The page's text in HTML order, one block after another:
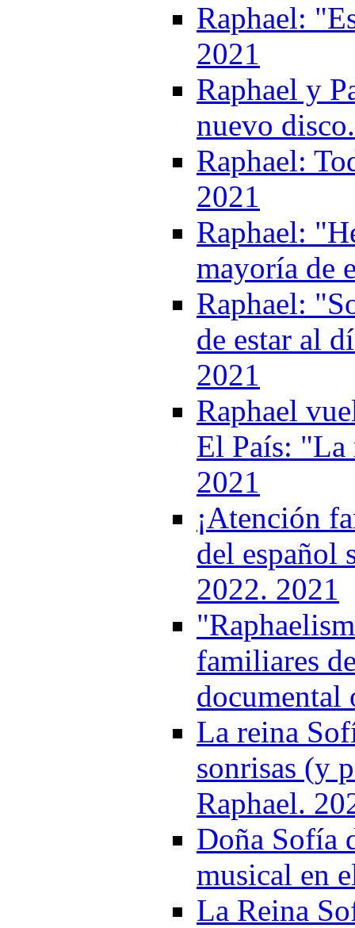
Raphael:
2021
Raphael y
nuevo
Raphael:
2021
Raphael:
mayoría de
Raphael:
de estar al
2021
Raphael
El País: "La
2021
¡Atención
del español
2022. 2021
familiares
La reina
sonrisas (y
Raphael.
Doña Sofía
musical en
La Reina